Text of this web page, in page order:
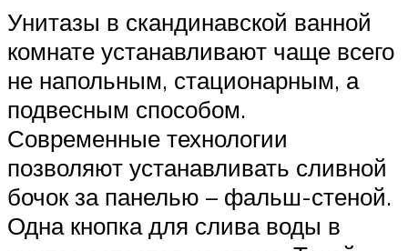
Унитазы в скандинавской ванной
комнате устанавливают чаще всего
не напольным, стационарным, а
подвесным способом.
Современные технологии
позволяют устанавливать сливной
бочок за панелью – фальш-стеной.
Одна кнопка для слива воды в